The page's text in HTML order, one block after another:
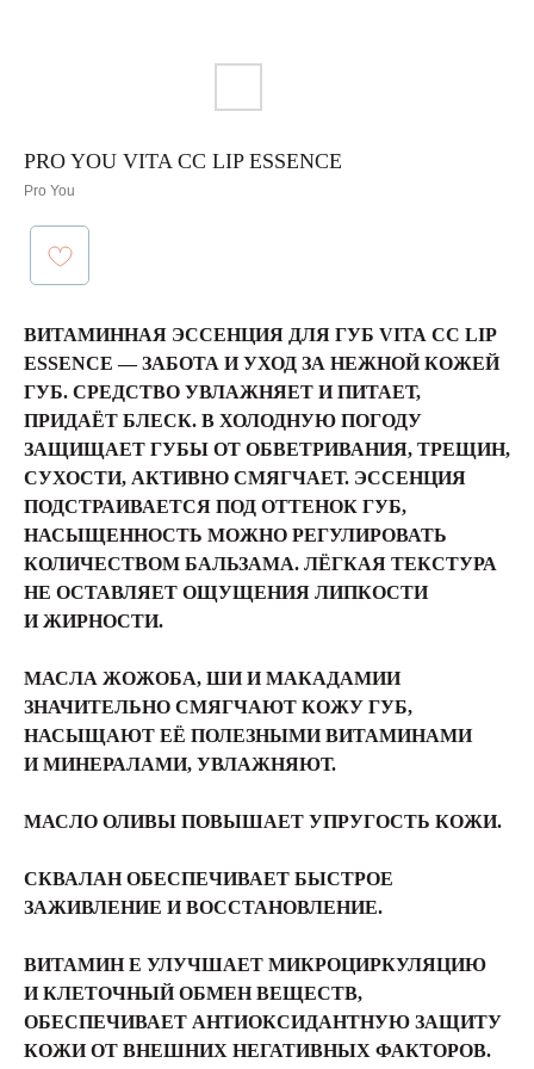
PRO YOU VITA CC LIP ESSENCE
Pro You
ВИТАМИННАЯ ЭССЕНЦИЯ ДЛЯ ГУБ VITA CC LIP
ESSENCE — ЗАБОТА И УХОД ЗА НЕЖНОЙ КОЖЕЙ
ГУБ. СРЕДСТВО УВЛАЖНЯЕТ И ПИТАЕТ,
ПРИДАЁТ БЛЕСК. В ХОЛОДНУЮ ПОГОДУ
ЗАЩИЩАЕТ ГУБЫ ОТ ОБВЕТРИВАНИЯ, ТРЕЩИН,
СУХОСТИ, АКТИВНО СМЯГЧАЕТ. ЭССЕНЦИЯ
ПОДСТРАИВАЕТСЯ ПОД ОТТЕНОК ГУБ,
НАСЫЩЕННОСТЬ МОЖНО РЕГУЛИРОВАТЬ
КОЛИЧЕСТВОМ БАЛЬЗАМА. ЛЁГКАЯ ТЕКСТУРА
НЕ ОСТАВЛЯЕТ ОЩУЩЕНИЯ ЛИПКОСТИ
И ЖИРНОСТИ.
МАСЛА ЖОЖОБА, ШИ И МАКАДАМИИ
ЗНАЧИТЕЛЬНО СМЯГЧАЮТ КОЖУ ГУБ,
НАСЫЩАЮТ ЕЁ ПОЛЕЗНЫМИ ВИТАМИНАМИ
И МИНЕРАЛАМИ, УВЛАЖНЯЮТ.
МАСЛО ОЛИВЫ ПОВЫШАЕТ УПРУГОСТЬ КОЖИ.
СКВАЛАН ОБЕСПЕЧИВАЕТ БЫСТРОЕ
ЗАЖИВЛЕНИЕ И ВОССТАНОВЛЕНИЕ.
ВИТАМИН E УЛУЧШАЕТ МИКРОЦИРКУЛЯЦИЮ
И КЛЕТОЧНЫЙ ОБМЕН ВЕЩЕСТВ,
ОБЕСПЕЧИВАЕТ АНТИОКСИДАНТНУЮ ЗАЩИТУ
КОЖИ ОТ ВНЕШНИХ НЕГАТИВНЫХ ФАКТОРОВ.